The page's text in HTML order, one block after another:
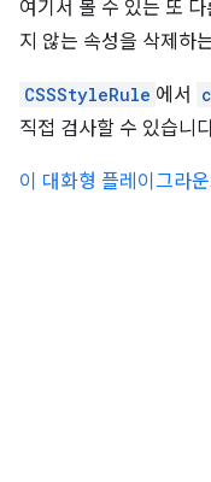
여기서 볼 수 있는 또
지 않는 속성을 삭제하
CSSStyleRule 에서
직접 검사할 수 있습니
이 대화형 플레이그라